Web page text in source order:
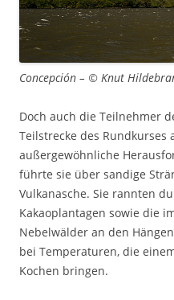
Concepción – © Knut
Doch auch die Teilnehmer
Teilstrecke des
außergewöhnliche
führte sie über sandige
Vulkanasche. Sie rannten
Kakaoplantagen sowie die
Nebelwälder an den
bei Temperaturen, die
Kochen bringen.